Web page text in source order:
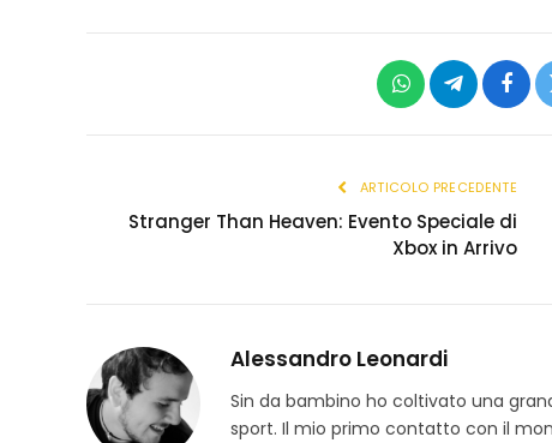
WhatsAppTelegram
ARTICOLO PRECEDENTE
Stranger Than Heaven: Evento Speciale di
Xbox in Arrivo
Alessandro Leonardi
Sin da bambino ho coltivato una
sport. Il mio primo contatto con il